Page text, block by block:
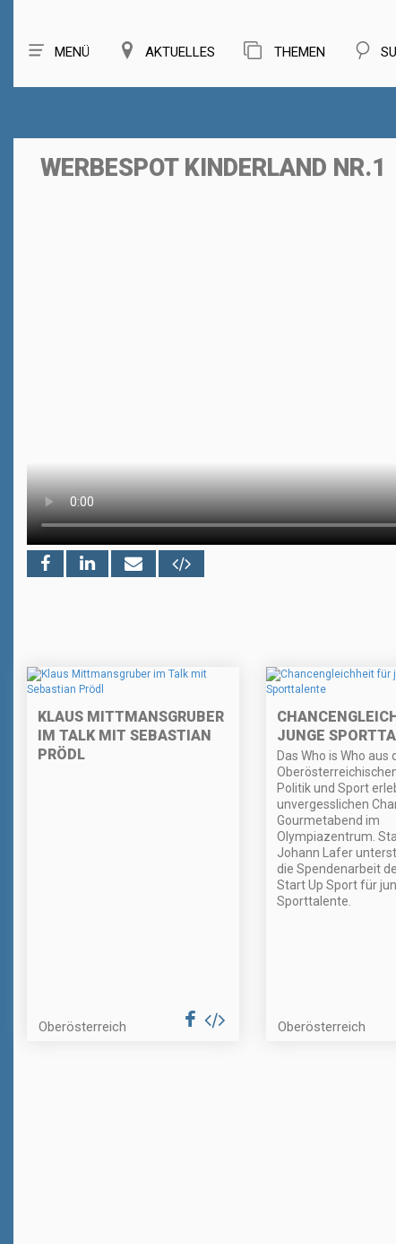
MENÜ AKTUELLES THEMEN
WERBESPOT KINDERLAND NR.1
KLAUS MITTMANSGRUBER
IM TALK MIT SEBASTIAN
PRÖDL
Oberösterreich
JUNGE
Das Who is Who aus
Politik und Sport
unvergesslichen
Gourmetabend im
Olympiazentrum.
Johann Lafer
die Spendenarbeit
Start Up Sport für
Sporttalente.
Oberösterreich